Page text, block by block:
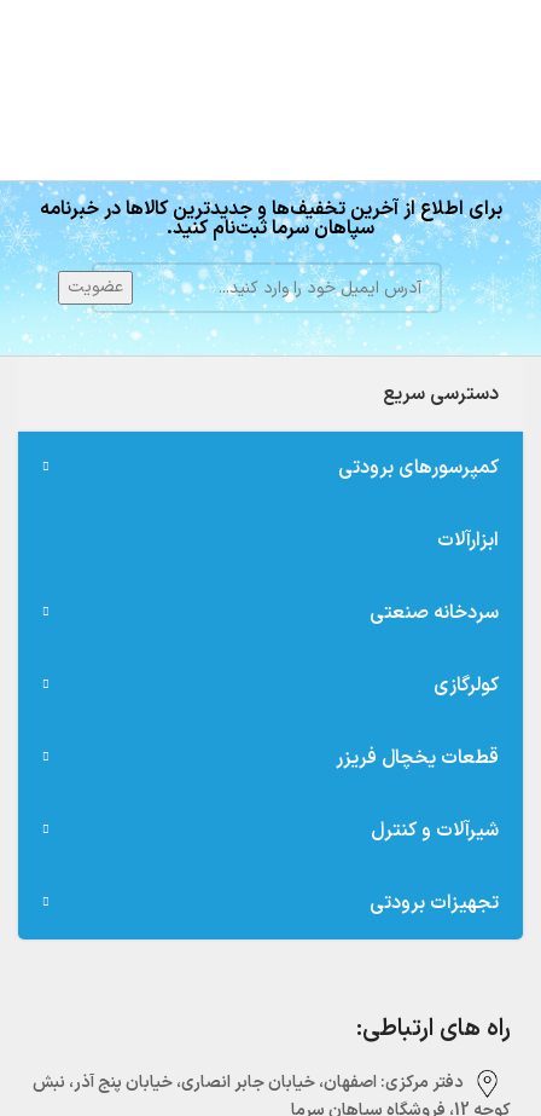
برای اطلاع از آخرین تخفیف‌ها و جدیدترین کالاها در خبرنامه
سپاهان سرما ثبت‌نام کنید.
دسترسی سریع
کمپرسورهای برودتی
ابزارآلات
سردخانه صنعتی
کولرگازی
قطعات یخچال فریزر
شیرآلات و کنترل
تجهیزات برودتی
راه های ارتباطی:
دفتر مرکزی:‌ اصفهان، خیابان جابر انصاری، خیابان پنج آذر، نبش
کوچه 12، فروشگاه سپاهان سرما